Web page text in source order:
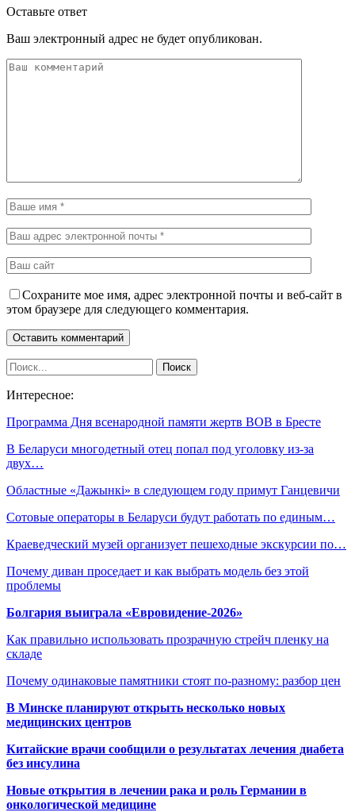
Оставьте ответ
Ваш электронный адрес не будет опубликован.
Сохраните мое имя, адрес электронной почты и веб-сайт в
этом браузере для следующего комментария.
Интересное:
Программа Дня всенародной памяти жертв ВОВ в Бресте
В Беларуси многодетный отец попал под уголовку из-за
двух…
Областные «Дажынкі» в следующем году примут Ганцевичи
Сотовые операторы в Беларуси будут работать по единым…
Краеведческий музей организует пешеходные экскурсии по…
Почему диван проседает и как выбрать модель без этой
проблемы
Болгария выиграла «Евровидение-2026»
Как правильно использовать прозрачную стрейч пленку на
складе
Почему одинаковые памятники стоят по-разному: разбор цен
В Минске планируют открыть несколько новых
медицинских центров
Китайские врачи сообщили о результатах лечения диабета
без инсулина
Новые открытия в лечении рака и роль Германии в
онкологической медицине